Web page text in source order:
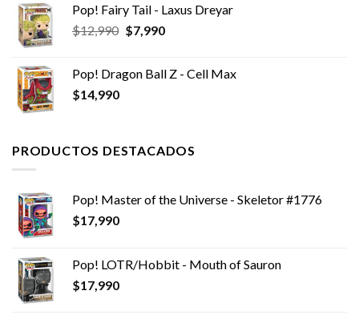
Pop! Fairy Tail - Laxus Dreyar
$12,990 El
era:
$7,990El
es:
Pop! Dragon Ball Z - Cell Max
$14,990
PRODUCTOS DESTACADOS
Pop! Master of the Universe - Skeletor #1776
$17,990
Pop! LOTR/Hobbit - Mouth of Sauron
$17,990